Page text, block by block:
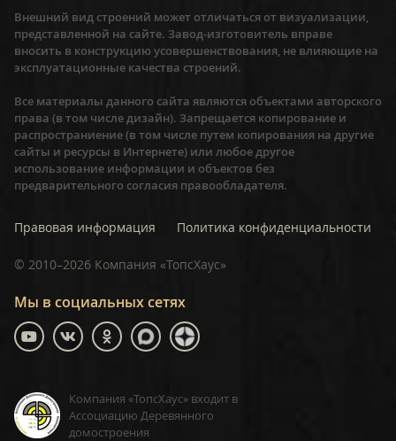
Мы в социальных сетях
Компания «ТопсХаус» входит в
Ассоциацию Деревянного
домостроения
Внешний вид строений может отличаться от визуализации,
представленной на сайте. Завод-изготовитель вправе
вносить в конструкцию усовершенствования, не влияющие на
эксплуатационные качества строений.
Все материалы данного сайта являются объектами авторского
права (в том числе дизайн). Запрещается копирование и
распространиение (в том числе путем копирования на другие
сайты и ресурсы в Интернете) или любое другое
использование информации и объектов без
предварительного согласия правообладателя.
Правовая информация Политика конфиденциальности
© 2010–2026 Компания «ТопсХаус»